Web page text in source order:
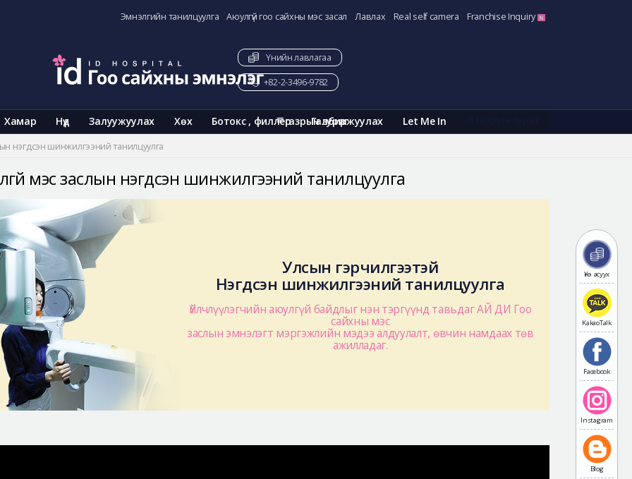
Эмнэлгийн танилцуулга Аюулгүй гоо сайхны мэс засал Лавлах Real self camera Franchise Inquiry
Хамар Нүд Залуужуулах Хөх Ботокс , филлер Галбиржуулах Let Me In
газрын зураг
Үнийн лавлагаа
+82-2-3496-9782
Үнэ асуух
KakaoTalk
Facebook
Instagram
Blog
нэгдсэн шинжилгээний танилцуулга
мэс заслын нэгдсэн шинжилгээний танилцуулга
Улсын гэрчилгээтэй
Нэгдсэн шинжилгээний танилцуулга
Үйлчлүүлэгчийн аюулгүй байдлыг нэн тэргүүнд тавьдаг АЙ ДИ Гоо
сайхны мэс
заслын эмнэлэгт мэргэжлийн мэдээ алдуулалт, өвчин намдаах төв
ажилладаг.